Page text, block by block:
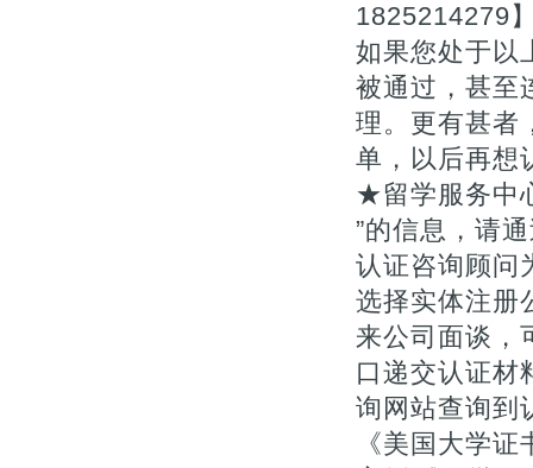
1825214279
如果您处于以
被通过，甚至
理。更有甚者
单，以后再想
★留学服务中
”的信息，请
认证咨询顾问
选择实体注册
来公司面谈，
口递交认证材
询网站查询到
《美国大学